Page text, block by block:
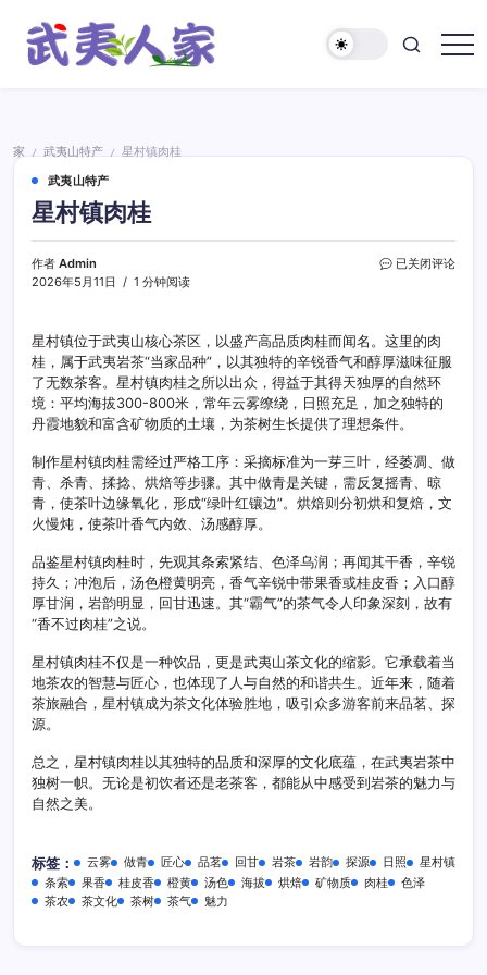
家
家 / 武夷山特产 /
星村镇肉桂
武夷山特产
星村镇肉桂
作者 Admin
2026年5月11日
1 分钟阅读
星
桂
已关闭评论
星村镇位于武夷山核心茶区，以盛产高品质肉桂而闻名。这里的肉
桂，属于武夷岩茶“当家品种”，以其独特的辛锐香气和醇厚滋味征服
了无数茶客。星村镇肉桂之所以出众，得益于其得天独厚的自然环
境：平均海拔300-800米，常年云雾缭绕，日照充足，加之独特的
丹霞地貌和富含矿物质的土壤，为茶树生长提供了理想条件。
制作星村镇肉桂需经过严格工序：采摘标准为一芽三叶，经萎凋、做
青、杀青、揉捻、烘焙等步骤。其中做青是关键，需反复摇青、晾
青，使茶叶边缘氧化，形成“绿叶红镶边”。烘焙则分初烘和复焙，文
火慢炖，使茶叶香气内敛、汤感醇厚。
品鉴星村镇肉桂时，先观其条索紧结、色泽乌润；再闻其干香，辛锐
持久；冲泡后，汤色橙黄明亮，香气辛锐中带果香或桂皮香；入口醇
厚甘润，岩韵明显，回甘迅速。其“霸气”的茶气令人印象深刻，故有
“香不过肉桂”之说。
星村镇肉桂不仅是一种饮品，更是武夷山茶文化的缩影。它承载着当
地茶农的智慧与匠心，也体现了人与自然的和谐共生。近年来，随着
茶旅融合，星村镇成为茶文化体验胜地，吸引众多游客前来品茗、探
源。
总之，星村镇肉桂以其独特的品质和深厚的文化底蕴，在武夷岩茶中
独树一帜。无论是初饮者还是老茶客，都能从中感受到岩茶的魅力与
自然之美。
标签： 云雾 做青 匠心 品茗 回甘 岩茶 岩韵 探源 日照
星村镇
条索
果香 桂皮香 橙黄 汤色 海拔 烘焙 矿物质 肉桂
色泽
茶农
茶文化 茶树 茶气 魅力